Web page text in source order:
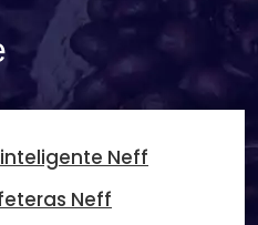
Neff
Neff